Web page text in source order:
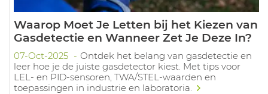
Waarop Moet Je Letten bij het Kiezen van
Gasdetectie en Wanneer Zet Je Deze In?
07-Oct-2025
Ontdek het belang van gasdetectie en
leer hoe je de juiste gasdetector kiest. Met tips voor
LEL- en PID-sensoren, TWA/STEL-waarden en
toepassingen in industrie en laboratoria.